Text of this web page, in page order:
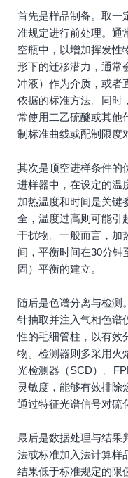
首先是样品制备。取一
准规定进行前处理。通
空瓶中，以增加挥发性
形下的迁移潜力，通常
冲液）作为介质，或者
依据的标准方法。同时
常使用二乙硫醚或其他
制标准曲线或配制限度
其次是顶空进样条件的
进样器中，在设定的温
加热温度和时间是关键
全，温度过高则可能引
干扰物。一般而言，
间，平衡时间在30分钟
固）平衡的建立。
随后是色谱分离与检测
针抽取并注入气相色谱
性的毛细管柱，以有效
物。检测器则多采用火
光检测器（SCD）。
灵敏度，能够有效排除
通过特征光谱信号对硫
最后是数据处理与结果
法或标准加入法计算样
结果低于标准规定的限